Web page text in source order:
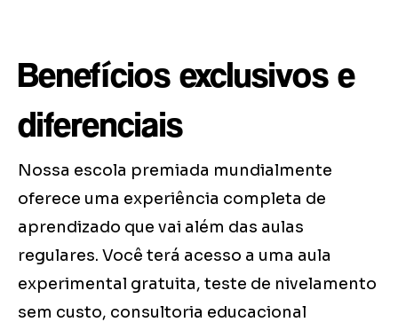
Benefícios exclusivos e
diferenciais
Nossa escola premiada mundialmente
oferece uma experiência completa de
aprendizado que vai além das aulas
regulares. Você terá acesso a uma aula
experimental gratuita, teste de nivelamento
sem custo, consultoria educacional